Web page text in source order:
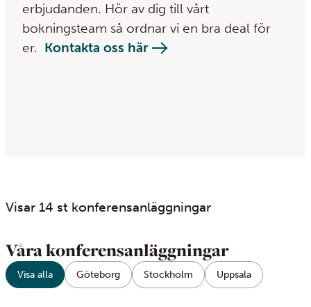
erbjudanden. Hör av dig till vårt
bokningsteam så ordnar vi en bra deal för
er. Kontakta oss här
Visar 14 st konferensanläggningar
Våra konferensanläggningar
5854
36490
Visa alla Göteborg Stockholm Uppsala